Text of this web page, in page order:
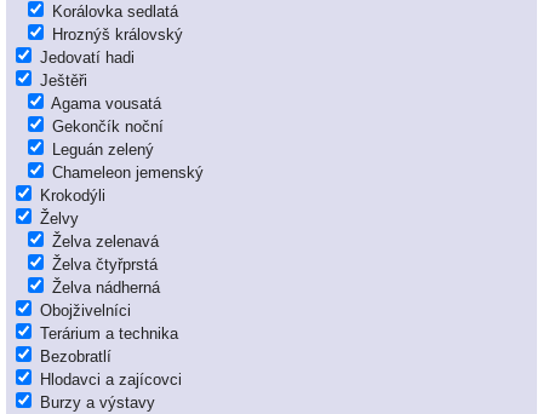
Korálovka sedlatá
Hroznýš královský
Jedovatí hadi
Ještěři
Agama vousatá
Gekončík noční
Leguán zelený
Chameleon jemenský
Krokodýli
Želvy
Želva zelenavá
Želva čtyřprstá
Želva nádherná
Obojživelníci
Terárium a technika
Bezobratlí
Hlodavci a zajícovci
Burzy a výstavy